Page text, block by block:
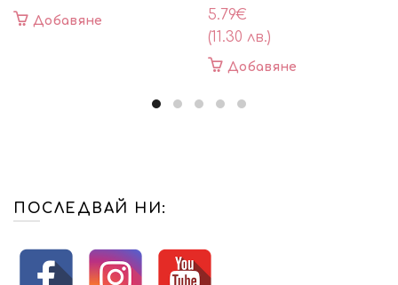
Добавяне 5.79€
(11.30 лв.)
Добавяне
ПОСЛЕДВАЙ НИ: